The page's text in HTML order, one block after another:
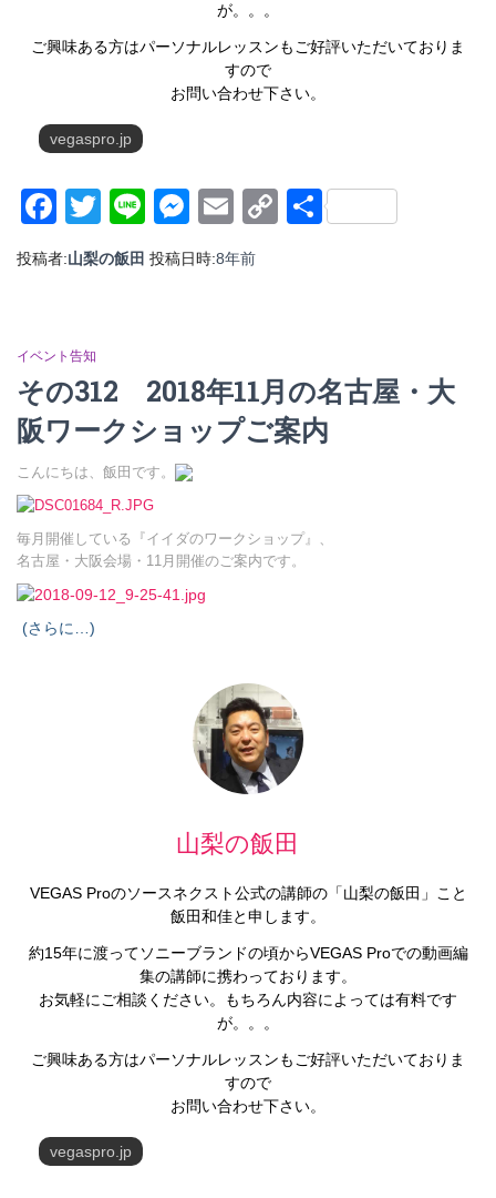
が。。。
ご興味ある方はパーソナルレッスンもご好評いただいておりま
すので
お問い合わせ下さい。
vegaspro.jp
Facebook
Twitter
LineMessenger
EmailCopy
共
投稿者:山梨の飯田 投稿日時:8年前
イベント告知
その312 2018年11月の名古屋・大
阪ワークショップご案内
こんにちは、飯田です。
毎月開催している 『イイダのワークショップ』、
名古屋・大阪会場・11月開催のご案内です。
(さらに…)
山梨の飯田
VEGAS Proのソースネクスト公式の講師の「山梨の飯田」こと
飯田和佳と申します。
約15年に渡ってソニーブランドの頃からVEGAS Proでの動画編
集の講師に携わっております。
お気軽にご相談ください。もちろん内容によっては有料です
が。。。
ご興味ある方はパーソナルレッスンもご好評いただいておりま
すので
お問い合わせ下さい。
vegaspro.jp